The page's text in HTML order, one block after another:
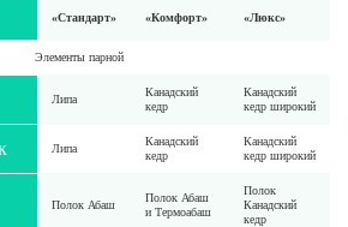
«Стандарт» «Комфорт» «Люкс»
Элементы парной
Липа
Канадский
кедр
Канадский
кедр широкий
Липа
Канадский
кедр
Канадский
кедр широкий
Полок Абаш
Полок Абаш
и Термоабаш
Полок
Канадский
кедр